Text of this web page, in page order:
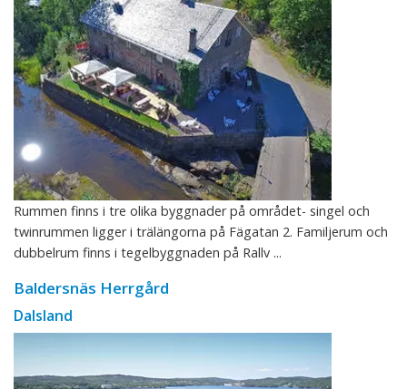
Rummen finns i tre olika byggnader på området- singel och
twinrummen ligger i trälängorna på Fägatan 2. Familjerum och
dubbelrum finns i tegelbyggnaden på Rallv ...
Baldersnäs Herrgård
Dalsland